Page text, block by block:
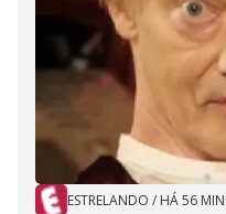
ESTRELANDO / HÁ 56